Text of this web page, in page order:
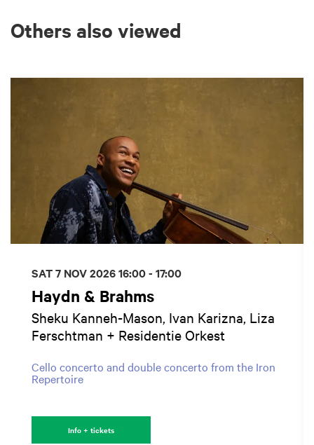
Others also viewed
Haydn & Brahms
Sheku Kanneh-Mason, Ivan Karizna, Liza
Ferschtman + Residentie Orkest
Cello concerto and double concerto from the Iron
Repertoire
SAT 7 NOV 202616:00 - 17:00
Info + tickets